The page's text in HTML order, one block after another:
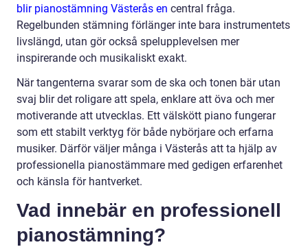
blir pianostämning Västerås en central fråga.
Regelbunden stämning förlänger inte bara instrumentets
livslängd, utan gör också spelupplevelsen mer
inspirerande och musikaliskt exakt.
När tangenterna svarar som de ska och tonen bär utan
svaj blir det roligare att spela, enklare att öva och mer
motiverande att utvecklas. Ett välskött piano fungerar
som ett stabilt verktyg för både nybörjare och erfarna
musiker. Därför väljer många i Västerås att ta hjälp av
professionella pianostämmare med gedigen erfarenhet
och känsla för hantverket.
Vad innebär en professionell
pianostämning?